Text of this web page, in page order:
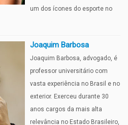
um dos ícones do esporte no
Joaquim Barbosa
Joaquim Barbosa, advogado, é
professor universitário com
vasta experiência no Brasil e no
exterior. Exerceu durante 30
anos cargos da mais alta
relevância no Estado Brasileiro,